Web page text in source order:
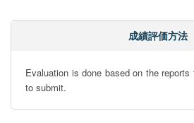
成績評価方法
Evaluation is done based on the
to submit.